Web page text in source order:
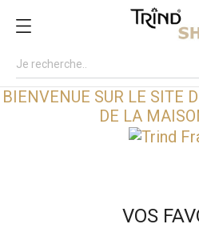
BIENVENUE SUR LE SITE
DE LA
VOS